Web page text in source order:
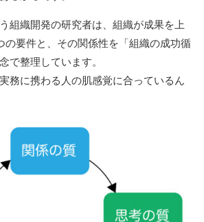
組織開発の研究者は、組織が成果を上
の要件と、その関係性を「組織の成功循
で整理しています。
務に携わる人の肌感覚に合っているん